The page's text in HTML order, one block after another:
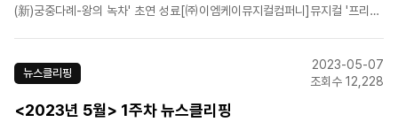
(新)궁중다례-왕의 녹차' 초연 성료[㈜이엠케이뮤지컬컴퍼니]뮤지컬 '프리다'
피스'부터 '디어에반한센' ..
뉴스클리핑
2023-05-07
조회수 12,228
<2023년 5월> 1주차 뉴스클리핑